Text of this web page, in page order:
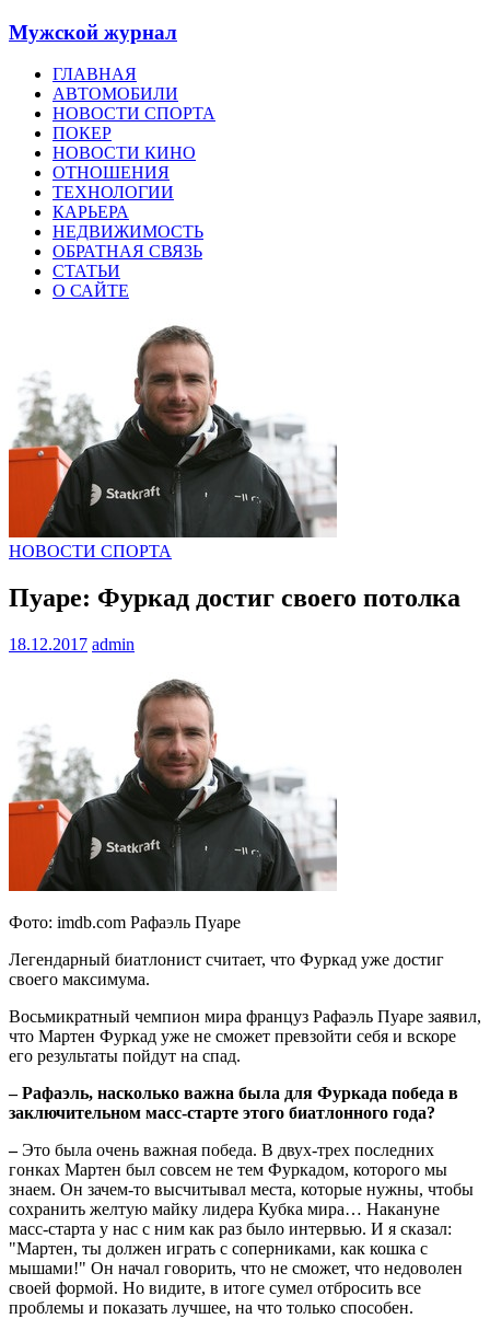
Мужской журнал
ГЛАВНАЯ
АВТОМОБИЛИ
НОВОСТИ СПОРТА
ПОКЕР
НОВОСТИ КИНО
ОТНОШЕНИЯ
ТЕХНОЛОГИИ
КАРЬЕРА
НЕДВИЖИМОСТЬ
ОБРАТНАЯ СВЯЗЬ
СТАТЬИ
О САЙТЕ
НОВОСТИ СПОРТА
Пуаре: Фуркад достиг своего потолка
18.12.2017 admin
Фото: imdb.com Рафаэль Пуаре
Легендарный биатлонист считает, что Фуркад уже достиг
своего максимума.
Восьмикратный чемпион мира француз Рафаэль Пуаре заявил,
что Мартен Фуркад уже не сможет превзойти себя и вскоре
его результаты пойдут на спад.
– Рафаэль, насколько важна была для Фуркада победа в
заключительном масс-старте этого биатлонного года?
–Это была очень важная победа. В двух-трех последних
гонках Мартен был совсем не тем Фуркадом, которого мы
знаем. Он зачем-то высчитывал места, которые нужны, чтобы
сохранить желтую майку лидера Кубка мира… Накануне
масс-старта у нас с ним как раз было интервью. И я сказал:
"Мартен, ты должен играть с соперниками, как кошка с
мышами!" Он начал говорить, что не сможет, что недоволен
своей формой. Но видите, в итоге сумел отбросить все
проблемы и показать лучшее, на что только способен.